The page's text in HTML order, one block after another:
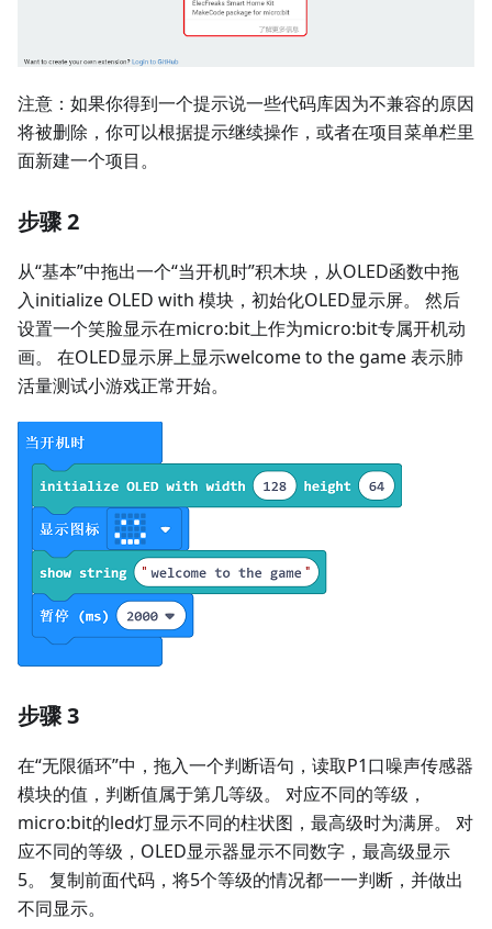
注意：如果你得到一个提示说一些代码库因为不兼容的原因
将被删除，你可以根据提示继续操作，或者在项目菜单栏里
面新建一个项目。
步骤 2
从“基本”中拖出一个“当开机时”积木块，从OLED函数中拖
入initialize OLED with 模块，初始化OLED显示屏。 然后
设置一个笑脸显示在micro:bit上作为micro:bit专属开机动
画。 在OLED显示屏上显示welcome to the game 表示肺
活量测试小游戏正常开始。
步骤 3
在“无限循环”中，拖入一个判断语句，读取P1口噪声传感器
模块的值，判断值属于第几等级。 对应不同的等级，
micro:bit的led灯显示不同的柱状图，最高级时为满屏。 对
应不同的等级，OLED显示器显示不同数字，最高级显示
5。 复制前面代码，将5个等级的情况都一一判断，并做出
不同显示。